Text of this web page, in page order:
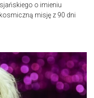
o imieniu
misję z 90 dni